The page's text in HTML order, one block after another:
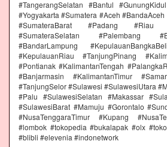
#TangerangSelatan #Bantul
#Yogyakarta #Sumatera #Aceh
#SumateraBarat #Padang #Riau
#SumateraSelatan #Palembang
#BandarLampung
#KepulauanRiau #TanjungPinang
#Pontianak #KalimantanTengah
#Banjarmasin #KalimantanTimur
#TanjungSelor #Sulawesi #SulawesiUtara
#Palu #SulawesiSelatan #Makassar
#SulawesiBarat #Mamuju #Gorontalo
#NusaTenggaraTimur #Kupang
#lombok #tokopedia #bukalapak #olx
#blibli #elevenia #indonetwork